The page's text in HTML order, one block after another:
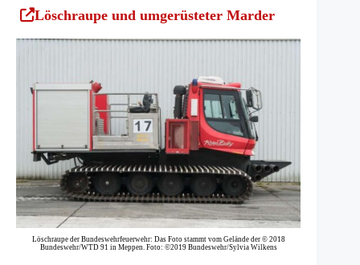
(Öffnet
Tab)
Löschraupe und umgerüsteter Marder
Löschraupe der Bundeswehrfeuerwehr: Das Foto stammt vom Gelände der © 2018
Bundeswehr/WTD 91 in Meppen. Foto: ©2019 Bundeswehr/Sylvia Wilkens